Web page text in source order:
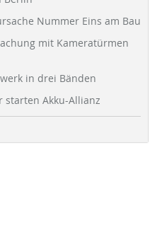
Nummer Eins am Bau
mit Kameratürmen
in drei Bänden
starten Akku-Allianz